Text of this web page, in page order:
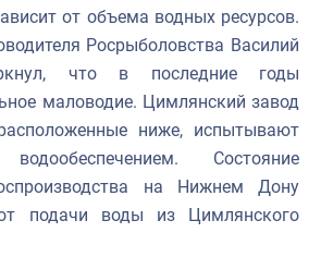
от объема водных ресурсов.
Росрыболовства Василий
что в последние годы
маловодие. Цимлянский завод
ниже, испытывают
Состояние
на Нижнем Дону
подачи воды из Цимлянского